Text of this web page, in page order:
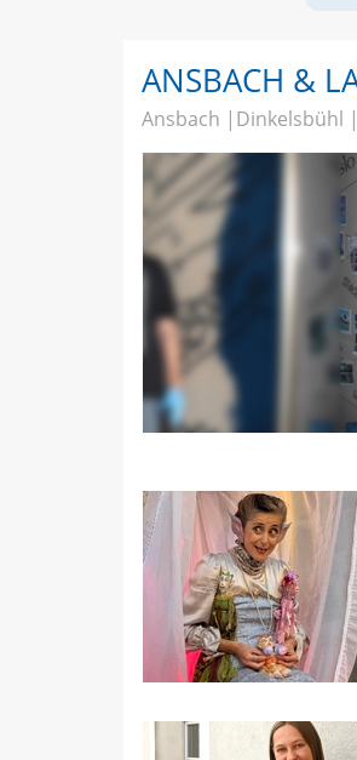
ANSBACH &
Ansbach Dinkelsbühl